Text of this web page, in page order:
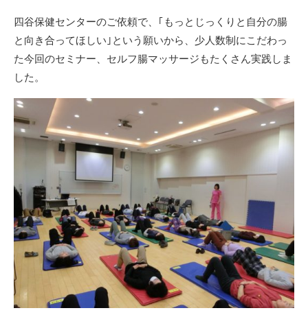
四谷保健センターのご依頼で、｢もっとじっくりと自分の腸
と向き合ってほしい｣という願いから、少人数制にこだわっ
た今回のセミナー、セルフ腸マッサージもたくさん実践しま
した。